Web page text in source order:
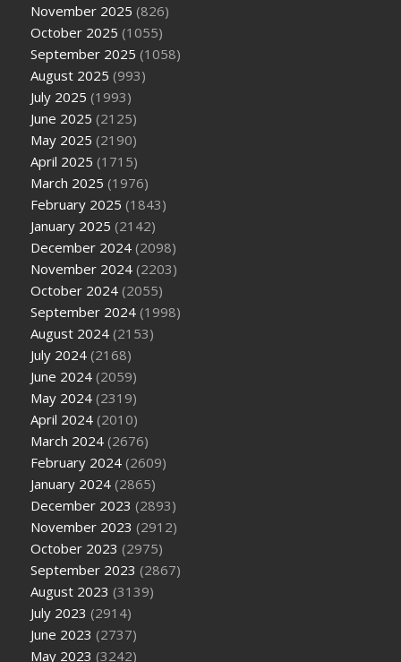
November 2025 (826)
October 2025 (1055)
September 2025 (1058)
August 2025 (993)
July 2025 (1993)
June 2025 (2125)
May 2025 (2190)
April 2025 (1715)
March 2025 (1976)
February 2025 (1843)
January 2025 (2142)
December 2024 (2098)
November 2024 (2203)
October 2024 (2055)
September 2024 (1998)
August 2024 (2153)
July 2024 (2168)
June 2024 (2059)
May 2024 (2319)
April 2024 (2010)
March 2024 (2676)
February 2024 (2609)
January 2024 (2865)
December 2023 (2893)
November 2023 (2912)
October 2023 (2975)
September 2023 (2867)
August 2023 (3139)
July 2023 (2914)
June 2023 (2737)
May 2023 (3242)